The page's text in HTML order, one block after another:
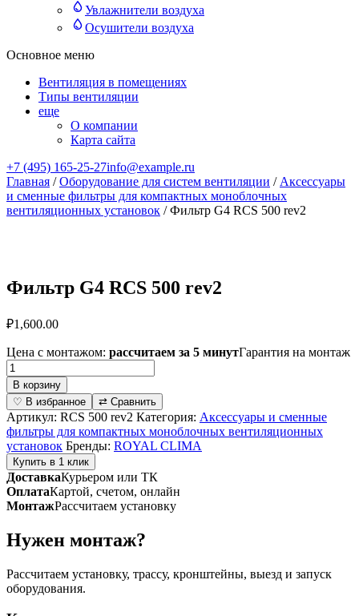
Увлажнители воздуха
Осушители воздуха
Основное меню
Вентиляция в помещениях
Типы вентиляции
еще
О компании
Карта сайта
+7 (495) 165-25-27info@example.ru
Главная /Оборудование для систем вентиляции / Аксессуары
и сменные фильтры для компактных моноблочных
вентиляционных установок / Фильтр G4 RCS 500 rev2
Фильтр G4 RCS 500 rev2
₽1,600.00
Цена с монтажом: рассчитаем за 5 минутГарантия на монтаж
Количество
товара
Фильтр
G4
RCS
500
rev2
В корзину
♡ В избранное
⇄ Сравнить
Артикул: RCS 500 rev2 Категория: Аксессуары и сменные
фильтры для компактных моноблочных вентиляционных
установок Бренды: ROYAL CLIMA
Купить в 1 клик
ДоставкаКурьером или ТК
ОплатаКартой, счетом, онлайн
МонтажРассчитаем установку
Нужен монтаж?
Рассчитаем установку, трассу, кронштейны, выезд и запуск
оборудования.